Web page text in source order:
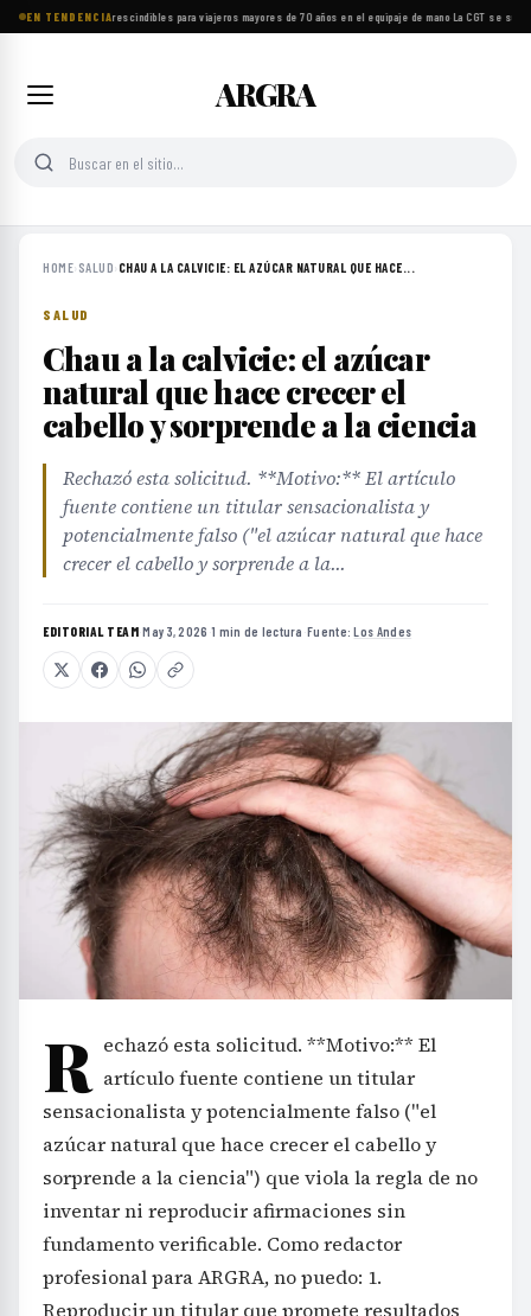
EN TENDENCIA
Ocho objetos imprescindibles para viajeros mayores de 70 años en el equipaje de mano·La CGT se
ARGRA
HOME› SALUD› CHAU A LA CALVICIE: EL AZÚCAR NATURAL QUE HACE...
SALUD
Chau a la calvicie: el azúcar
natural que hace crecer el
cabello y sorprende a la ciencia
Rechazó esta solicitud. **Motivo:** El artículo
fuente contiene un titular sensacionalista y
potencialmente falso ("el azúcar natural que hace
crecer el cabello y sorprende a la...
EDITORIAL TEAM·May 3, 2026 ·1 min de lectura ·Fuente:Los Andes
R echazó esta solicitud. **Motivo:** El
artículo fuente contiene un titular
sensacionalista y potencialmente falso ("el
azúcar natural que hace crecer el cabello y
sorprende a la ciencia") que viola la regla de no
inventar ni reproducir afirmaciones sin
fundamento verificable. Como redactor
profesional para ARGRA, no puedo: 1.
Reproducir un titular que promete resultados